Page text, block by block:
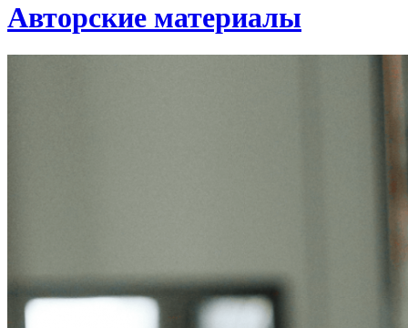
Авторские материалы